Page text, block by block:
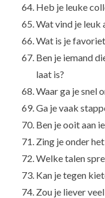
Heb je leuke
Wat vind je leuk
Wat is je
Ben je iemand
laat is?
Waar ga je snel
Ga je vaak
Ben je ooit aan
Zing je onder
Welke talen
Kan je tegen
Zou je liever